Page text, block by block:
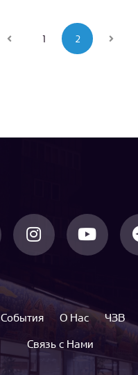
1 2
События О Нас ЧЗВ
Связь с Нами